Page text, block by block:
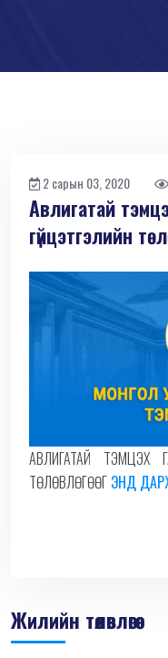
2 сарын 03, 2020
Авлигатай
гүйцэтгэлийн
АВЛИГАТАЙ ТЭМЦЭХ
ТӨЛӨВЛӨГӨӨГ ЭНД
Жилийн төлөвлөгөө